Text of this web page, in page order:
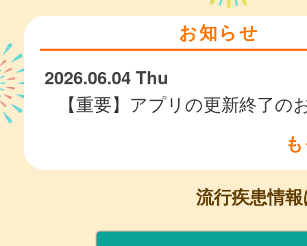
お知らせ
2026.06.04 Thu
【重要】アプリの更新終了の
流行疾患情